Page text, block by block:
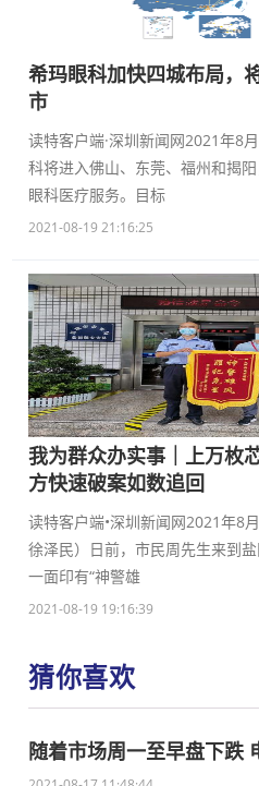
希玛眼科加快四城布局，
市
读特客户端·深圳新闻网2021年8
科将进入佛山、东莞、福州和揭
眼科医疗服务。目标
2021-08-19 21:16:25
我为群众办实事｜上万枚
方快速破案如数追回
读特客户端•深圳新闻网2021年8
徐泽民）日前，市民周先生来到
一面印有“神警雄
2021-08-19 19:16:39
猜你喜欢
随着市场周一至早盘下跌